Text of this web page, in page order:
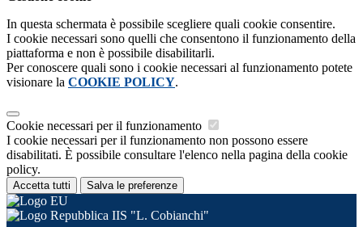
In questa schermata è possibile scegliere quali cookie consentire.
I cookie necessari sono quelli che consentono il funzionamento della
piattaforma e non è possibile disabilitarli.
Per conoscere quali sono i cookie necessari al funzionamento potete
visionare la COOKIE POLICY.
Cookie necessari per il funzionamento
I cookie necessari per il funzionamento non possono essere
disabilitati. È possibile consultare l'elenco nella pagina della cookie
policy.
Accetta tutti Salva le preferenze
IIS "L. Cobianchi"